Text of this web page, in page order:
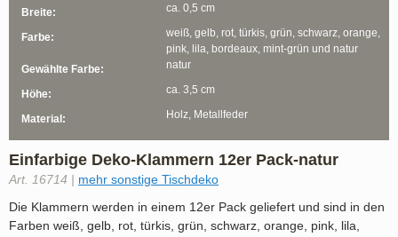
Einfarbige Deko-Klammern 12er Pack-natur
Art. 16714 | mehr sonstige Tischdeko
Die Klammern werden in einem 12er Pack geliefert und sind in den
Farben weiß, gelb, rot, türkis, grün, schwarz, orange, pink, lila,
Breite: ca. 0,5 cm
Farbe:
weiß, gelb, rot, türkis, grün, schwarz, orange,
pink, lila, bordeaux, mint-grün und natur
Gewählte Farbe:
natur
Höhe: ca. 3,5 cm
Material: Holz, Metallfeder